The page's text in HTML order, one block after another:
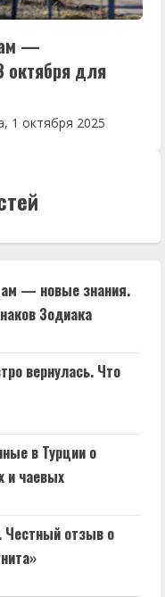
—
октября для
1 октября 2025
— новые знания.
Зодиака
вернулась. Что
в Турции о
и чаевых
Честный отзыв о